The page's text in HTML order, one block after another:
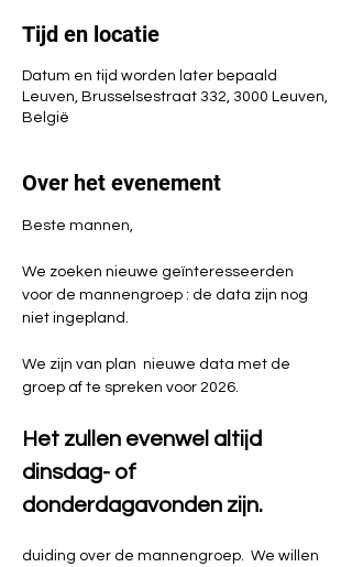
Tijd en locatie
Datum en tijd worden later bepaald
Leuven, Brusselsestraat 332, 3000 Leuven,
België
Over het evenement
Beste mannen,
We zoeken nieuwe geïnteresseerden
voor de mannengroep : de data zijn nog
niet ingepland.
We zijn van plan  nieuwe data met de
groep af te spreken voor 2026.
Het zullen evenwel altijd
dinsdag- of
donderdagavonden zijn.
duiding over de mannengroep.  We willen